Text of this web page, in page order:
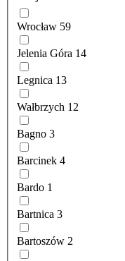
Wrocław 59
Jelenia Góra 14
Legnica 13
Wałbrzych 12
Bagno 3
Barcinek 4
Bardo 1
Bartnica 3
Bartoszów 2